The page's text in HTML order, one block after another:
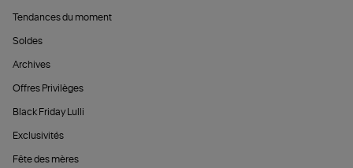
Tendances du moment
Soldes
Archives
Offres Privilèges
Black Friday Lulli
Exclusivités
Fête des mères